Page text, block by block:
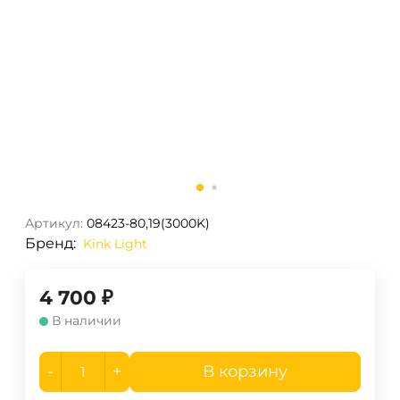
Артикул: 08423-80,19(3000K)
Бренд: Kink Light
4 700 ₽
В наличии
- + В корзину